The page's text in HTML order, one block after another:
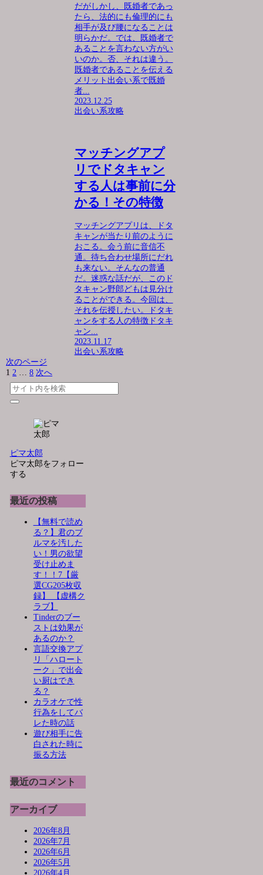
だがしかし、既婚者であっ
たら、法的にも倫理的にも
相手が及び腰になることは
明らかだ。では、既婚者で
あることを言わない方がい
いのか。否、それは違う。
既婚者であることを伝える
メリット出会い系で既婚
者...
2023.12.25
出会い系攻略
マッチングアプ
リでドタキャン
する人は事前に分
かる！その特徴
マッチングアプリは、ドタ
キャンが当たり前のように
おこる。会う前に音信不
通。待ち合わせ場所にだれ
も来ない。そんなの普通
だ。迷惑な話だが、このド
タキャン野郎どもは見分け
ることができる。今回は、
それを伝授したい。ドタキ
ャンをする人の特徴ドタキ
ャン...
2023.11.17
出会い系攻略
次のページ
1 2 … 8 次へ
ピマ太郎
ピマ太郎をフォロー
する
最近の投稿
【無料で読め
る？】君のブ
ルマを汚した
い！男の欲望
受け止めま
す！！7【厳
選CG205枚収
録】 【虚構ク
ラブ】
Tinderのブー
ストは効果が
あるのか？
言語交換アプ
リ「ハロート
ーク」で出会
い厨はでき
る？
カラオケで性
行為をしてバ
レた時の話
遊び相手に告
白された時に
振る方法
最近のコメント
アーカイブ
2026年8月
2026年7月
2026年6月
2026年5月
2026年4月